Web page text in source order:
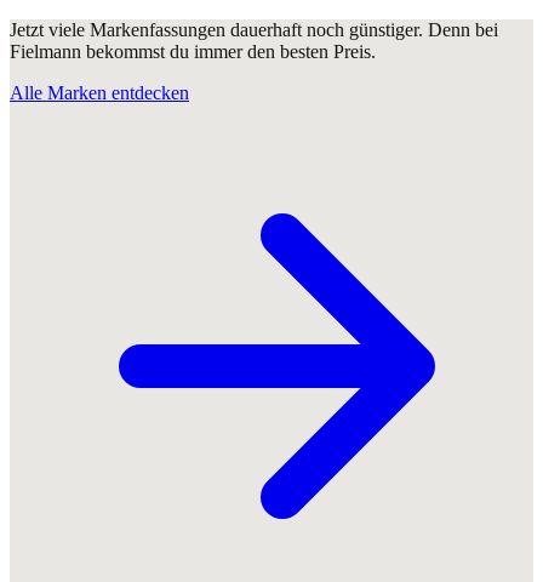
Jetzt viele Markenfassungen dauerhaft noch günstiger. Denn bei
Fielmann bekommst du immer den besten Preis.
Alle Marken entdecken